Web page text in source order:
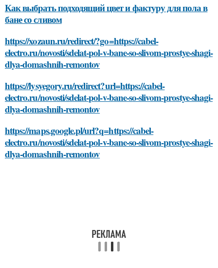
Как выбрать подходящий цвет и фактуру для пола в
бане со сливом
https://xozaun.ru/redirect/?go=https://cabel-
electro.ru/novosti/sdelat-pol-v-bane-so-slivom-prostye-shagi-
dlya-domashnih-remontov
https://lysyegory.ru/redirect?url=https://cabel-
electro.ru/novosti/sdelat-pol-v-bane-so-slivom-prostye-shagi-
dlya-domashnih-remontov
https://maps.google.pl/url?q=https://cabel-
electro.ru/novosti/sdelat-pol-v-bane-so-slivom-prostye-shagi-
dlya-domashnih-remontov